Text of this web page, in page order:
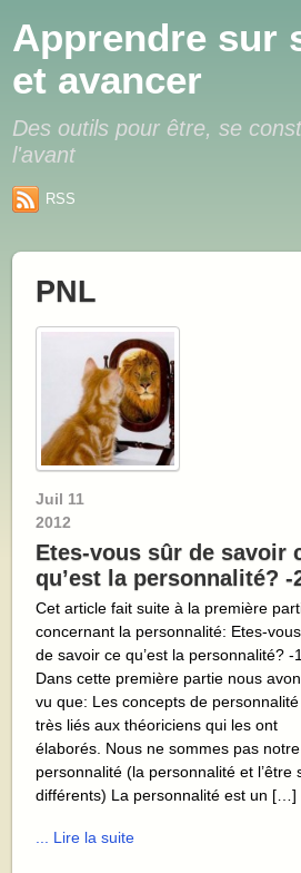
Apprendre sur
et avancer
Des outils pour être, se
l'avant
RSS
PNL
Juil 11
2012
Etes-vous sûr de savoir
qu’est la personnalité? -
Cet article fait suite à la première
concernant la personnalité: Etes-
de savoir ce qu’est la personnalité? -
Dans cette première partie nous
vu que: Les concepts de
très liés aux théoriciens qui les ont
élaborés. Nous ne sommes pas notre
personnalité (la personnalité et l’être
différents) La personnalité est un […]
... Lire la suite